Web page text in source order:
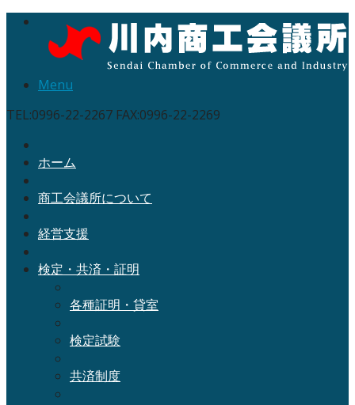
Menu
TEL:0996-22-2267 FAX:0996-22-2269
ホーム
商工会議所について
経営支援
検定・共済・証明
各種証明・貸室
検定試験
共済制度